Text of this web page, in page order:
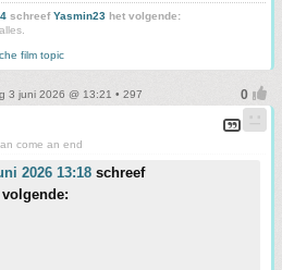
schreefYasmin23 het volgende:
film topic
3 juni 2026 @ 13:21 • 297
come an end
2026 13:18 schreef
volgende: